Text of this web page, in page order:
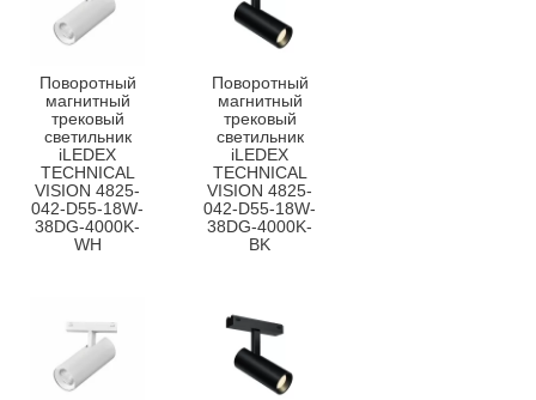
Поворотный
магнитный
трековый
светильник
iLEDEX
TECHNICAL
VISION 4825-
042-D55-18W-
38DG-4000K-
WH
Поворотный
магнитный
трековый
светильник
iLEDEX
TECHNICAL
VISION 4825-
042-D55-18W-
38DG-4000K-
BK